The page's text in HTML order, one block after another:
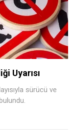
Uyarısı
sürücü ve